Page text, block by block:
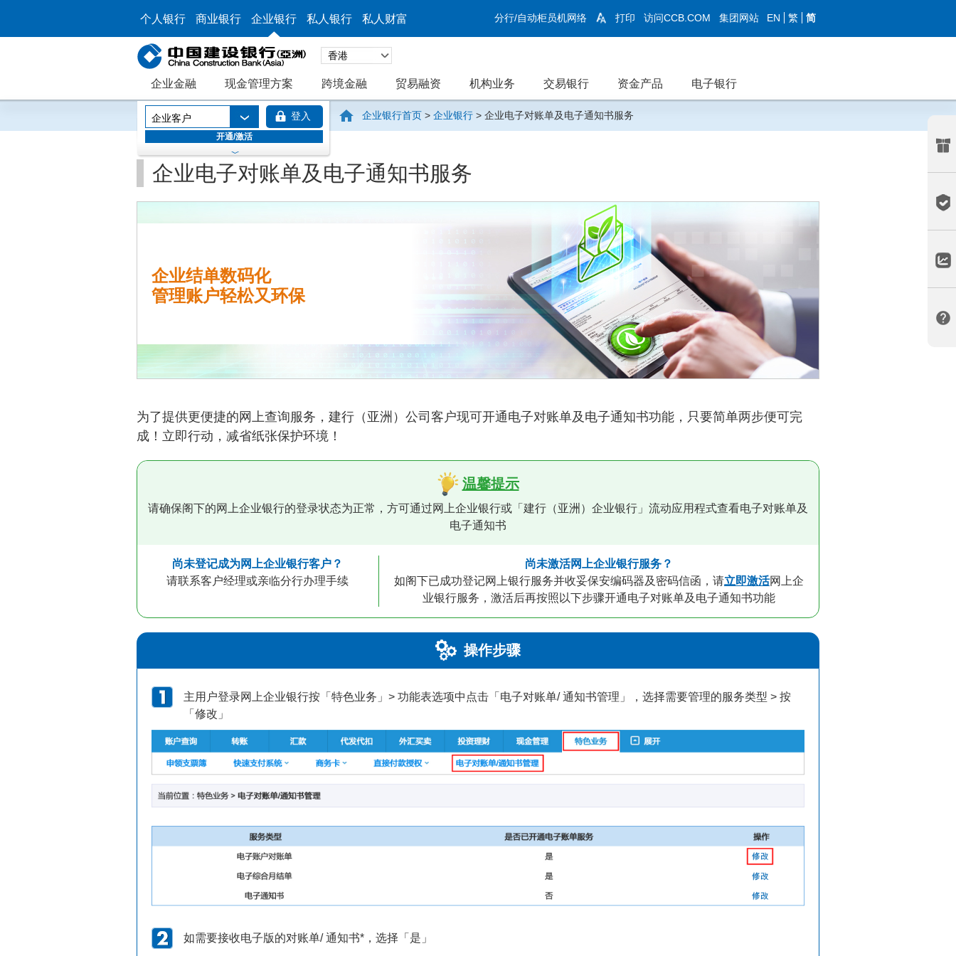
个人银行 商业银行 企业银行 私人银行 私人财富 分行/自动柜员机网络 打印 访问CCB.COM 集团网站 EN 繁 简
企业金融 现金管理方案 跨境金融 贸易融资 机构业务 交易银行 资金产品 电子银行
企业客户 登入
开通/激活
企业银行首页 > 企业银行 > 企业电子对账单及电子通知书服务
企业电子对账单及电子通知书服务
企业结单数码化
管理账户轻松又环保
为了提供更便捷的网上查询服务，建行（亚洲）公司客户现可开通电子对账单及电子通知书功能，只要简单两步便可完
成！立即行动，减省纸张保护环境！
温馨提示
请确保阁下的网上企业银行的登录状态为正常，方可通过网上企业银行或「建行（亚洲）企业银行」流动应用程式查看电子对账单及
电子通知书
尚未登记成为网上企业银行客户？
请联系客户经理或亲临分行办理手续
尚未激活网上企业银行服务？
如阁下已成功登记网上银行服务并收妥保安编码器及密码信函，请立即激活网上企
业银行服务，激活后再按照以下步骤开通电子对账单及电子通知书功能
操作步骤
主用户登录网上企业银行按「特色业务」> 功能表选项中点击「电子对账单/ 通知书管理」，选择需要管理的服务类型 > 按
「修改」
如需要接收电子版的对账单/ 通知书*，选择「是」